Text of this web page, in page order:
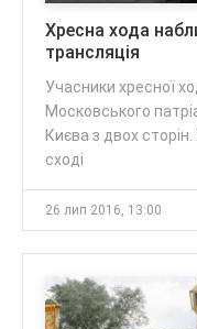
Хресна хода
трансляція
Учасники хресної
Московського
Києва з двох
сході
26 лип 2016, 13:00